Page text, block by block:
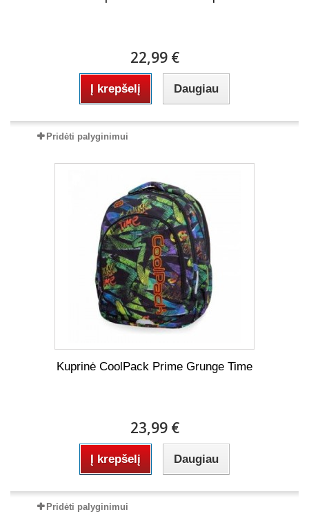
22,99 €
Į krepšelį Daugiau
Pridėti palyginimui
Kuprinė CoolPack Prime Grunge Time
23,99 €
Į krepšelį Daugiau
Pridėti palyginimui